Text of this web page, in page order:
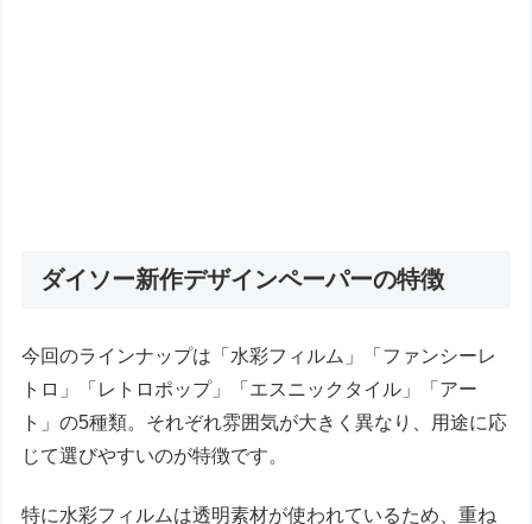
ダイソー新作デザインペーパーの特徴
今回のラインナップは「水彩フィルム」「ファンシーレ
トロ」「レトロポップ」「エスニックタイル」「アー
ト」の5種類。それぞれ雰囲気が大きく異なり、用途に応
じて選びやすいのが特徴です。
特に水彩フィルムは透明素材が使われているため、重ね